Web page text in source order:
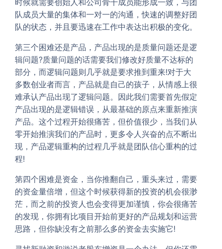
队成员大量的集体和一对一的沟通，快速的调整好团
队的状态，并且要迅速在工作中表达出积极的变化。
第三个困难还是产品，产品出现的是质量问题还是逻
辑问题?质量问题的话需要我们修改好质量不达标的
部分，而逻辑问题则几乎就是要求推到重来!对于大
多数创业者而言，产品就是自己的孩子，从情感上很
难承认产品出现了逻辑问题。因此我们需要首先假定
产品出现的是逻辑错误，从最基础的原点来重新推演
产品。这个过程开始很痛苦，但价值很少，当我们从
零开始推演我们的产品时，更多令人兴奋的点不断出
现，产品逻辑重构的过程几乎就是团队信心重构的过
程!
第四个困难是资金，当你推翻自己，重头来过，需要
的资金量倍增，但这个时候获得新的投资的机会很渺
茫，而之前的投资人也会变得更加谨慎，你会很痛苦
的发现，你拥有比项目开始前更好的产品规划和运营
思路，但你缺没有之前那么多的资金去实施它!